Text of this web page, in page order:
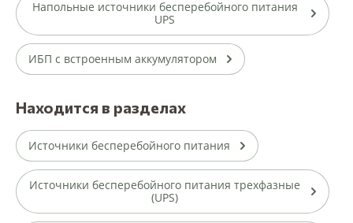
Напольные источники бесперебойного питания
UPS
ИБП c встроенным аккумулятором
Находится в разделах
Источники бесперебойного питания
Источники бесперебойного питания трехфазные
(UPS)